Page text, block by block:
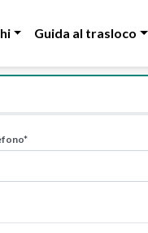
Guida al trasloco